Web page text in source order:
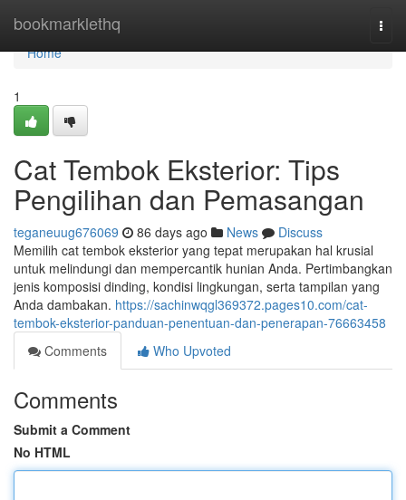
bookmarklethq
Home
Home
1
Cat Tembok Eksterior: Tips
Pengilihan dan Pemasangan
teganeuug676069 86 days ago News
Discuss
Memilih cat tembok eksterior yang tepat merupakan hal krusial
untuk melindungi dan mempercantik hunian Anda. Pertimbangkan
jenis komposisi dinding, kondisi lingkungan, serta tampilan yang
Anda dambakan. https://sachinwqgl369372.pages10.com/cat-
tembok-eksterior-panduan-penentuan-dan-penerapan-76663458
Comments
Who Upvoted
Comments
Submit a Comment
No HTML